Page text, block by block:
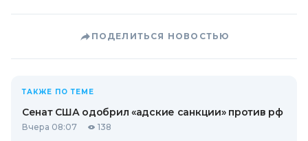
ПОДЕЛИТЬСЯ НОВОСТЬЮ
ТАКЖЕ ПО ТЕМЕ
Сенат США одобрил «адские санкции» против рф
Вчера 08:07 138